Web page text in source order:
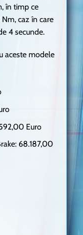
în timp ce
caz în care
4 secunde.
aceste modele
Euro
68.187,00